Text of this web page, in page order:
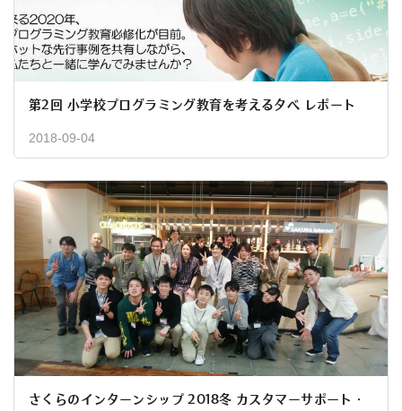
第2回 小学校プログラミング教育を考える夕べ レポート
2018-09-04
さくらのインターンシップ 2018冬 カスタマーサポート・